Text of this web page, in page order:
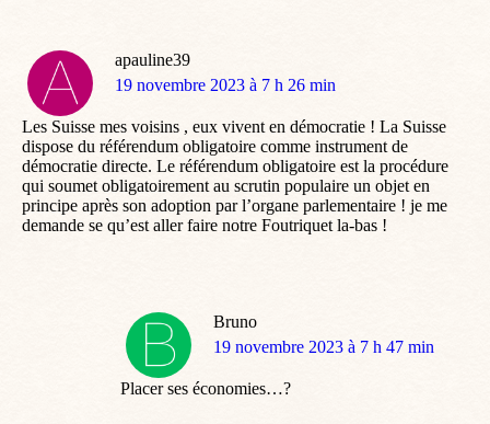
apauline39
dit
19 novembre 2023 à 7 h 26 min
Les Suisse mes voisins , eux vivent en démocratie ! La Suisse
dispose du référendum obligatoire comme instrument de
démocratie directe. Le référendum obligatoire est la procédure
qui soumet obligatoirement au scrutin populaire un objet en
principe après son adoption par l’organe parlementaire ! je me
demande se qu’est aller faire notre Foutriquet la-bas !
Bruno
dit
19 novembre 2023 à 7 h 47 min
Placer ses économies…?